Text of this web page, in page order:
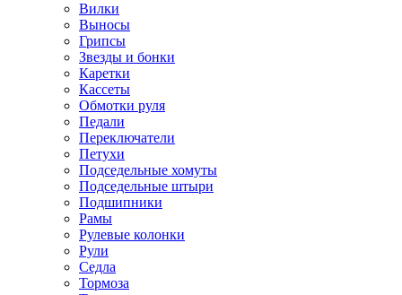
Вилки
Выносы
Грипсы
Звезды и бонки
Каретки
Кассеты
Обмотки руля
Педали
Переключатели
Петухи
Подседельные хомуты
Подседельные штыри
Подшипники
Рамы
Рулевые колонки
Рули
Седла
Тормоза